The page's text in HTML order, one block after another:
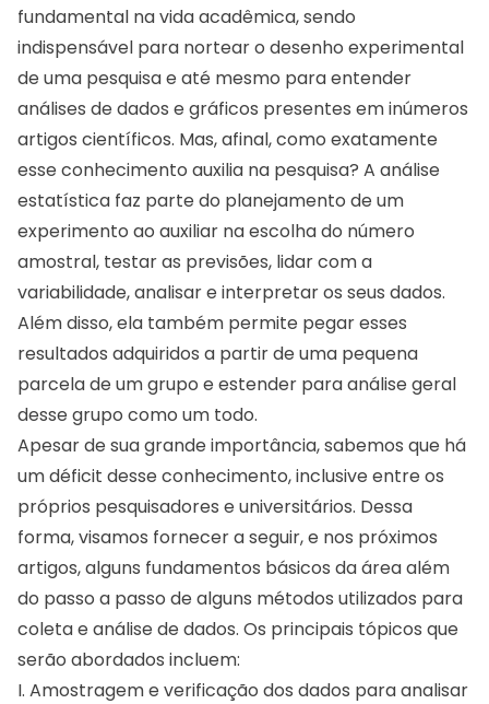
fundamental na vida acadêmica, sendo
indispensável para nortear o desenho experimental
de uma pesquisa e até mesmo para entender
análises de dados e gráficos presentes em inúmeros
artigos científicos. Mas, afinal, como exatamente
esse conhecimento auxilia na pesquisa? A análise
estatística faz parte do planejamento de um
experimento ao auxiliar na escolha do número
amostral, testar as previsões, lidar com a
variabilidade, analisar e interpretar os seus dados.
Além disso, ela também permite pegar esses
resultados adquiridos a partir de uma pequena
parcela de um grupo e estender para análise geral
desse grupo como um todo.
Apesar de sua grande importância, sabemos que há
um déficit desse conhecimento, inclusive entre os
próprios pesquisadores e universitários. Dessa
forma, visamos fornecer a seguir, e nos próximos
artigos, alguns fundamentos básicos da área além
do passo a passo de alguns métodos utilizados para
coleta e análise de dados. Os principais tópicos que
serão abordados incluem:
I. Amostragem e verificação dos dados para analisar